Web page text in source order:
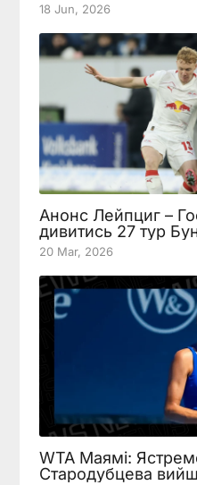
18 Jun, 2026
Анонс Лейпциг –
дивитись 27 тур
20 Mar, 2026
WTA Маямі:
Стародубцева